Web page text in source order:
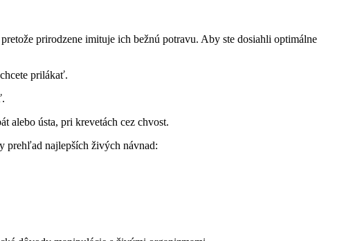
prirodzene imituje ich bežnú potravu. Aby ste dosiahli optimálne
prilákať.
alebo ústa, pri krevetách cez chvost.
prehľad najlepších živých návnad: